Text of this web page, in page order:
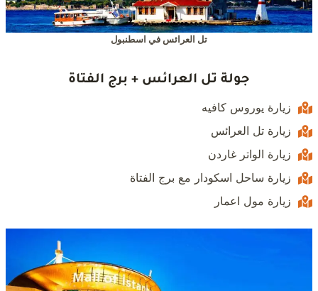
تل العرائس في اسطنبول
جولة تل العرائس + برج الفتاة
زيارة يوروس كافيه
زيارة تل العرائس
زيارة الواتر غاردن
زيارة ساحل اسكودار مع برج الفتاة
زيارة مول اعمار